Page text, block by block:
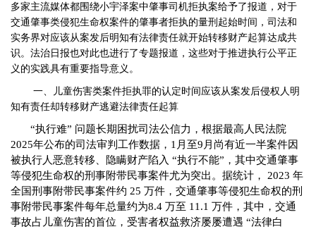
多家主流媒体都围绕小宇泽案中肇事司机拒执案给予了报道，对于
交通肇事类侵犯生命权案件的肇事者拒执的量刑起始时间，司法和
实务界对应该从案发后明知有法律责任就开始转移财产起算达成共
识。法治日报也对此也进行了专题报道，这些对于推进执行公平正
义的实践具有重要指导意义。
一、儿童伤害类案件拒执罪的认定时间应该从案发后侵权人明
知有责任却转移财产逃避法律责任起算
“执行难” 问题长期困扰司法公信力，根据最高人民法院
2025年公布的司法审判工作数据，1月至9月尚有近一半案件因
被执行人恶意转移、隐瞒财产陷入 “执行不能”，其中交通肇事
等侵犯生命权的刑事附带民事案件尤为突出。据统计， 2023 年
全国刑事附带民事案件约 25 万件，交通肇事等侵犯生命权的刑
事附带民事案件每年总量约为8.4 万至 11.1 万件，其中，交通
事故占儿童伤害的首位，受害者权益救济屡屡遭遇 “法律白